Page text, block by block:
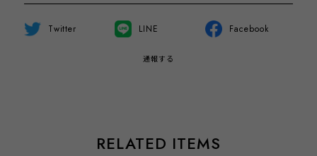
Twitter LINE Facebook
通報する
RELATED ITEMS